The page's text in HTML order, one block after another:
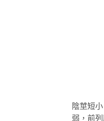
陰莖短
弱，前